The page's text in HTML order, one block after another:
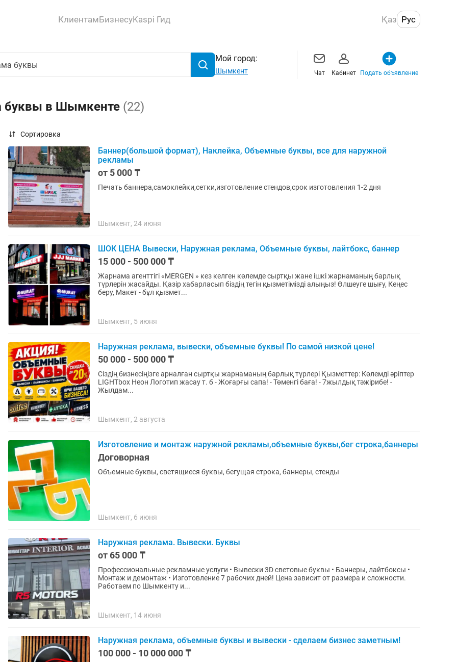
КлиентамБизнесуKaspi Гид Қаз Рус
Мой город:
Шымкент Чат Кабинет Подать объявление
буквы в Шымкенте (22)
Сортировка
Баннер(большой формат), Наклейка, Объемные буквы, все для наружной
рекламы
от 5 000 ₸
Печать баннера,самоклейки,сетки,изготовление стендов,срок изготовления 1-2 дня
Шымкент, 24 июня
ШОК ЦЕНА Вывески, Наружная реклама, Объемные буквы, лайтбокс, баннер
15 000 - 500 000 ₸
Жарнама агенттігі «MERGEN » кез келген көлемде сыртқы жане ішкі жарнаманың барлық
түрлерін жасайды. Қазір хабарласып біздің тегін қызметімізді алыңыз! Өлшеуге шығу, Кеңес
беру, Макет - бұл қызмет...
Шымкент, 5 июня
Наружная реклама, вывески, объемные буквы! По самой низкой цене!
50 000 - 500 000 ₸
Сіздің бизнесіңізге арналған сыртқы жарнаманың барлық түрлері Қызметтер: Көлемді әріптер
LIGHTbox Неон Логотип жасау т. б - Жоғарғы сапа! - Төменгі баға! - 7жылдық тәжірибе! -
Жылдам...
Шымкент, 2 августа
Изготовление и монтаж наружной рекламы,объемные буквы,бег строка,баннеры
Договорная
Объемные буквы, светящиеся буквы, бегущая строка, баннеры, стенды
Шымкент, 6 июня
Наружная реклама. Вывески. Буквы
от 65 000 ₸
Профессиональные рекламные услуги • Вывески 3D световые буквы • Баннеры, лайтбоксы •
Монтаж и демонтаж • Изготовление 7 рабочих дней! Цена зависит от размера и сложности.
Работаем по Шымкенту и...
Шымкент, 14 июня
Наружная реклама, объемные буквы и вывески - сделаем бизнес заметным!
100 000 - 10 000 000 ₸